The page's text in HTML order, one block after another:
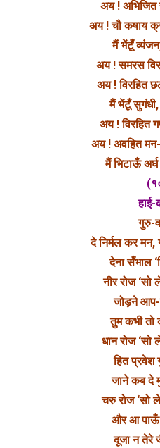
अय ! अभिजित
अय ! चौ कषाय
मैं भेंटूँ
अय ! समरस
अय ! विरहित
मैं भेंटूँ
अय ! विरहित
अय ! अवहित
मैं भिटाऊँ अर्घ
हाई-
गुरु-
दे निर्मल कर मन,
देना सँभाल
नीर रोज ‘सो
जोड़ने
तुम कभी तो
धान रोज ‘सो
हित
जाने कब दे
चरु रोज ‘सो
और आ पाऊँ
दूजा न तेरे